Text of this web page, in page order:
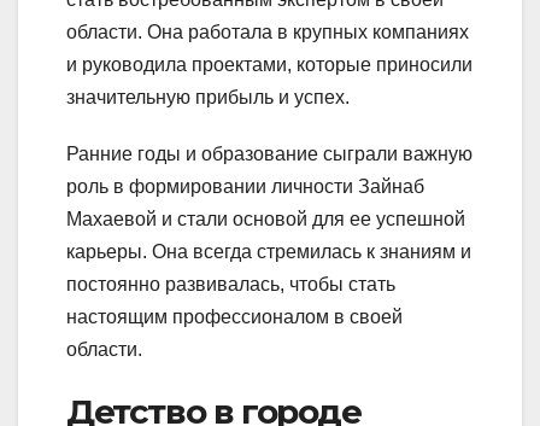
области. Она работала в крупных компаниях
и руководила проектами, которые приносили
значительную прибыль и успех.
Ранние годы и образование сыграли важную
роль в формировании личности Зайнаб
Махаевой и стали основой для ее успешной
карьеры. Она всегда стремилась к знаниям и
постоянно развивалась, чтобы стать
настоящим профессионалом в своей
области.
Детство в городе